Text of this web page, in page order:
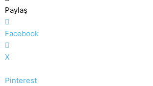
Paylaş
Facebook
X
Pinterest